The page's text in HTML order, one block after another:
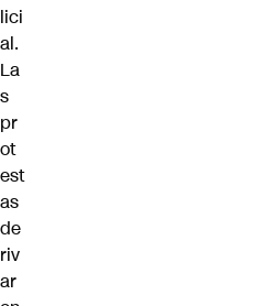
lici
al.
La
s
pr
ot
est
as
de
riv
ar